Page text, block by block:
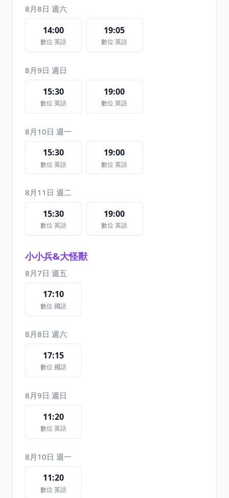
8月8日 週六
14:00
數位 英語
19:05
數位 英語
8月9日 週日
15:30
數位 英語
19:00
數位 英語
8月10日 週一
15:30
數位 英語
19:00
數位 英語
8月11日 週二
15:30
數位 英語
19:00
數位 英語
小小兵&大怪獸
8月7日 週五
17:10
數位 國語
8月8日 週六
17:15
數位 國語
8月9日 週日
11:20
數位 英語
8月10日 週一
11:20
數位 英語